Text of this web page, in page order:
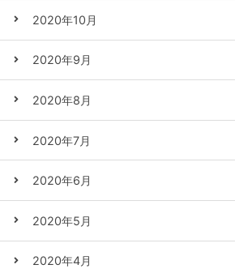
2020年10月
2020年9月
2020年8月
2020年7月
2020年6月
2020年5月
2020年4月